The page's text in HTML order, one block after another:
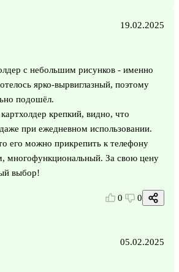
19.02.2025
с небольшим рисунков - именно
ярко-вырвиглазный, поэтому
подошёл.
крепкий, видно, что
при ежедневном использовании.
его можно прикрепить к телефону
многофункциональный. За свою цену
выбор!
0 0
05.02.2025